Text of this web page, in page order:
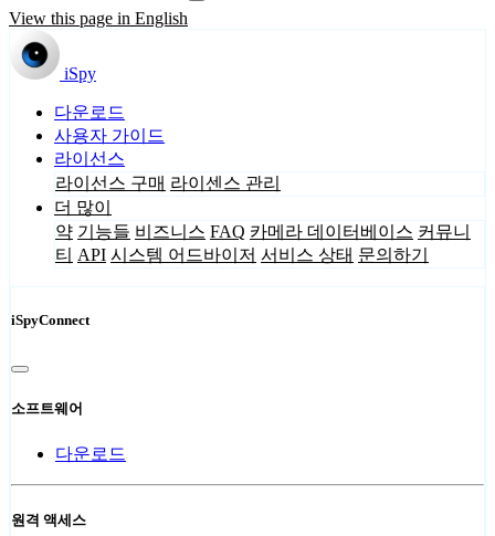
View this page in English
iSpy
다운로드
사용자 가이드
라이선스
라이선스 구매 라이센스 관리
더 많이
약 기능들 비즈니스 FAQ 카메라 데이터베이스 커뮤니
티 API 시스템 어드바이저 서비스 상태 문의하기
iSpyConnect
소프트웨어
다운로드
원격 액세스